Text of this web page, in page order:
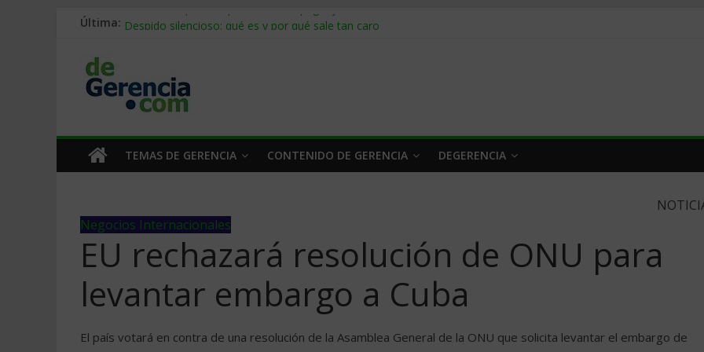
Última: Stablecoins para empresas: cómo pagar y cobrar en 2026
Trabajo forzoso en la cadena de suministro: qué hacer
Mercado hispano de EE. UU.: cómo segmentarlo y venderle
TEMAS DE GERENCIA CONTENIDO DE GERENCIA DEGERENCIA
Negocios Internacionales
EU rechazará resolución de ONU para
levantar embargo a Cuba
El país votará en contra de una resolución de la Asamblea General de la ONU que solicita levantar el embargo de